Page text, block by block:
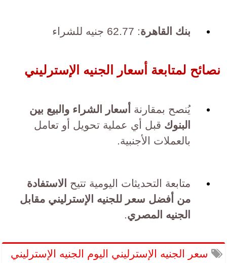
بنك القاهرة: 62.77 جنيه للشراء
نصائح لمتابعة أسعار الجنيه الإسترليني
يُنصح بمقارنة
أسعار الشراء والبيع بين
البنوك قبل أي عملية تحويل أو تعامل
بالعملات الأجنبية.
متابعة التحديثات اليومية تتيح
الاستفادة
من أفضل سعر للجنيه الإسترليني مقابل
الجنيه المصري.
سعر الجنيه الإسترليني اليوم الجنيه الإسترليني